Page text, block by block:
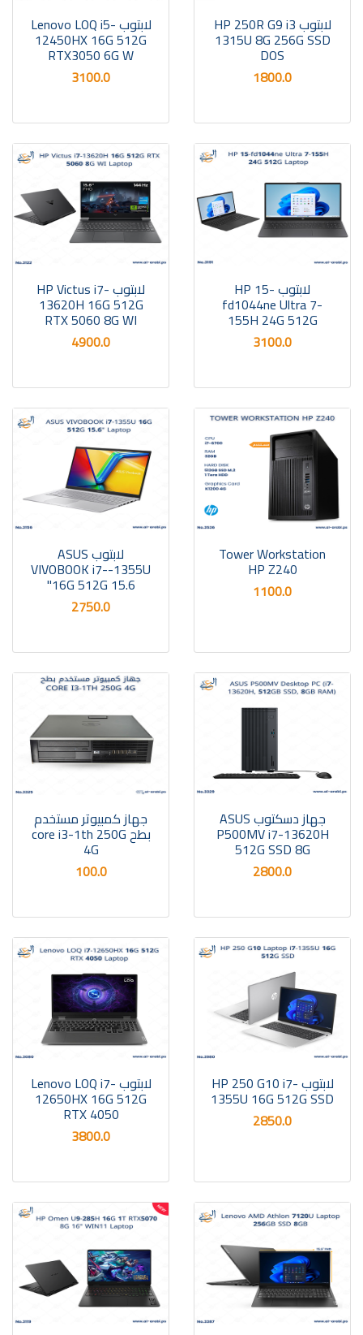
لابتوب HP 250R G9 i3
1315U 8G 256G SSD
DOS
1800.0
لابتوب Lenovo LOQ i5-
12450HX 16G 512G
RTX3050 6G W
3100.0
لابتوب HP 15-
fd1044ne Ultra 7-
155H 24G 512G
3100.0
لابتوب HP Victus i7-
13620H 16G 512G
RTX 5060 8G WI
4900.0
Tower Workstation
HP Z240
1100.0
لابتوب ASUS
VIVOBOOK i7--1355U
16G 512G 15.6"
2750.0
جهاز دسكتوب ASUS
P500MV i7-13620H
512G SSD 8G
2800.0
جهاز كمبيوتر مستخدم
بطح core i3-1th 250G
4G
100.0
لابتوب HP 250 G10 i7-
1355U 16G 512G SSD
2850.0
لابتوب Lenovo LOQ i7-
12650HX 16G 512G
RTX 4050
3800.0